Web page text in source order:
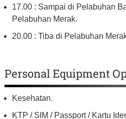
17.00 : Sampai di Pelabuhan
Pelabuhan Merak.
20.00 : Tiba di Pelabuhan
Personal Equipment
Kesehatan.
KTP / SIM / Passport / Kartu